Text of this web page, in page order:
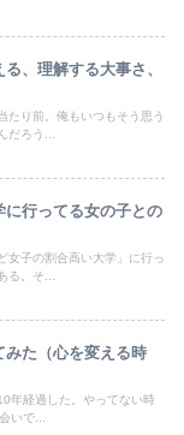
、理解する大事さ、
たり前。俺もいつもそう思う
だろう...
行ってる女の子との
女子の割合高い大学」に行っ
る。そ...
みた（心を変える時
年経過した。やってない時
いで...